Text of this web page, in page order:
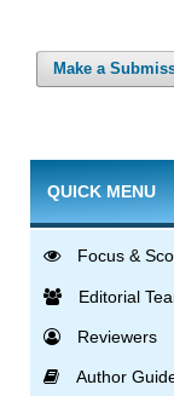
Make a
QUICK MENU
Focus &
Editorial
Reviewers
Author